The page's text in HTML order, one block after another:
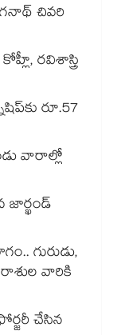
చివరి
రవిశాస్త్రి
రూ.57
వారాల్లో
జార్ఖండ్
గురుడు,
రాశుల వారికి
చేసిన